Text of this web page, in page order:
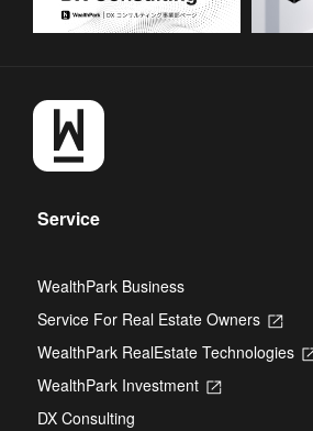
Service
WealthPark Business
Service For Real Estate Owners
a
WealthPark RealEstate Technologies
WealthPark Investment
Opens
DX Consulting